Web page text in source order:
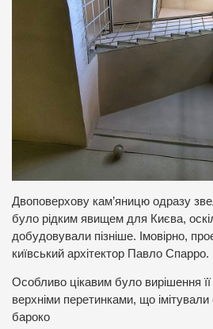
Двоповерхову кам’яницю одразу
було рідким явищем для Києва,
добудовували пізніше. Імовірно,
київський архітектор Павло Спарро.
Особливо цікавим було вирішення її
верхніми перетинками, що імітували
бароко